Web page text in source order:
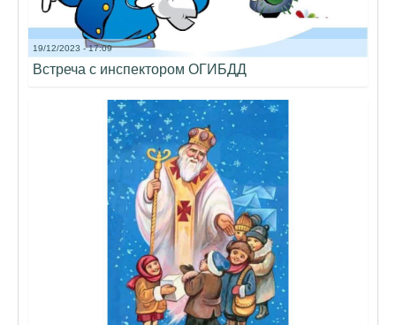
19/12/2023 - 17:09
Встреча с инспектором ОГИБДД